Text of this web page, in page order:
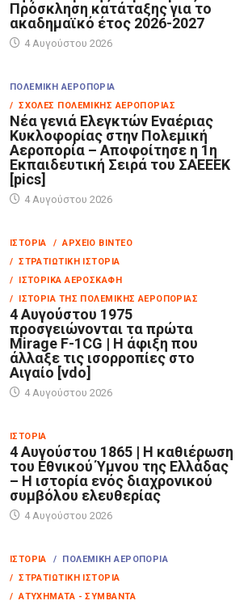
Πρόσκληση κατάταξης για το
ακαδημαϊκό έτος 2026-2027
4 Αυγούστου 2026
ΠΟΛΕΜΙΚΉ ΑΕΡΟΠΟΡΊΑ
/ ΣΧΟΛΈΣ ΠΟΛΕΜΙΚΉΣ ΑΕΡΟΠΟΡΊΑΣ
Νέα γενιά Ελεγκτών Εναέριας
Κυκλοφορίας στην Πολεμική
Αεροπορία – Αποφοίτησε η 1η
Εκπαιδευτική Σειρά του ΣΑΕΕΕΚ
[pics]
4 Αυγούστου 2026
ΙΣΤΟΡΊΑ
/ ΑΡΧΕΊΟ ΒΊΝΤΕΟ
/ ΣΤΡΑΤΙΩΤΙΚΉ ΙΣΤΟΡΊΑ
/ ΙΣΤΟΡΙΚΆ ΑΕΡΟΣΚΆΦΗ
/ ΙΣΤΟΡΊΑ ΤΗΣ ΠΟΛΕΜΙΚΉΣ ΑΕΡΟΠΟΡΊΑΣ
4 Αυγούστου 1975
προσγειώνονται τα πρώτα
Mirage F-1CG | Η άφιξη που
άλλαξε τις ισορροπίες στο
Αιγαίο [vdo]
4 Αυγούστου 2026
ΙΣΤΟΡΊΑ
4 Αυγούστου 1865 | Η καθιέρωση
του Εθνικού Ύμνου της Ελλάδας
– Η ιστορία ενός διαχρονικού
συμβόλου ελευθερίας
4 Αυγούστου 2026
ΙΣΤΟΡΊΑ
/ ΠΟΛΕΜΙΚΉ ΑΕΡΟΠΟΡΊΑ
/ ΣΤΡΑΤΙΩΤΙΚΉ ΙΣΤΟΡΊΑ
/ ΑΤΥΧΉΜΑΤΑ - ΣΥΜΒΆΝΤΑ